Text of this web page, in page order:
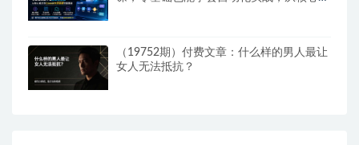
（19752期）付费文章：什么样的男人最让
女人无法抵抗？